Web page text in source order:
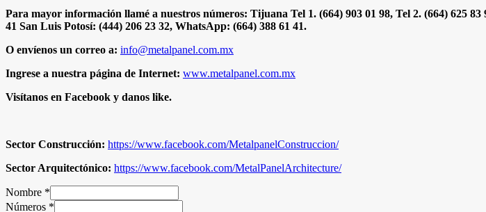
Para mayor información llamé a nuestros números: Tijuana Tel 1. (664) 903 01 98, Tel 2. (664) 625
41 San Luis Potosí: (444) 206 23 32, WhatsApp: (664) 388 61 41.
O envíenos un correo a: info@metalpanel.com.mx
Ingrese a nuestra página de Internet: www.metalpanel.com.mx
Visítanos en Facebook y danos like.
Sector Construcción: https://www.facebook.com/MetalpanelConstruccion/
Sector Arquitectónico: https://www.facebook.com/MetalPanelArchitecture/
Nombre *
Números *